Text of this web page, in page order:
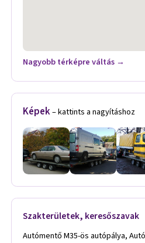
Nagyobb térképre váltás →
Képek– kattints a nagyításhoz
Szakterületek, keresőszavak
Autómentő M35-ös autópálya, Autómentő 354-es főút, Autómentő M3-as, Autómentő 403-as főúton, Autómentő M35-ös, munkagépek szállítás M35-ös autópálya, munkagépek szállítás 354-es főút, munkagépek szállítás M3-as, munkagépek szállítás 403-as főúton, munkagépek szállítás M35-ös, műszaki mentés Szabolcs vármegye, gépek, berendezések, eszközök szállítása 2,6 tonnáig Szabolcs vármegye, futóműsérült autó esetén hidraulikus segédkerék Szabolcs vármegye, törhető hidraplató járművek biztonságos mentése Szabolcs vármegye, bikázás Szabolcs vármegye, kerékcsere Szabolcs vármegye, kisteherautó mentés Szabolcs vármegye, autómentés Szabolcs vármegye, személy- és tehergépkocsi mentése-szállítása Szabolcs vármegye, lemerült személygépkocsi mentése Szabolcs vármegye, személygépkocsi szállítása Szabolcs vármegye, sérült személygépkocsi szállítása Szabolcs vármegye, motor szállítása Szabolcs vármegye, motor mentése Szabolcs vármegye, autómentő Szabolcs vármegye, autómentés non-stop Szabolcs vármegye, autómentés 0-24 órában Szabolcs vármegye, gépkocsi mentés Szabolcs vármegye, építőipari kisgép szállítás Szabolcs vármegye, autómentés Szabolcs vármegye, személy- és tehergépkocsi mentése-szállítása Szabolcs vármegye, lemerült személygépkocsi mentése Szabolcs vármegye, személygépkocsi szállítása Szabolcs vármegye, sérült személygépkocsi szállítása Szabolcs vármegye, motor szállítása Szabolcs vármegye, motor mentése Szabolcs vármegye, autómentő Szabolcs vármegye, autómentés non-stop Szabolcs vármegye, autómentés 0-24 órában Szabolcs vármegye, gépkocsi mentés